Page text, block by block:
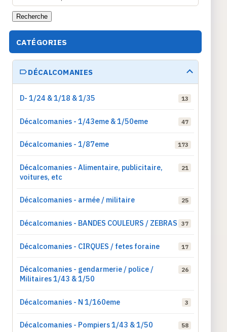
pour :
Recherche
CATÉGORIES
DÉCALCOMANIES
D- 1/24 & 1/18 & 1/35 13
Décalcomanies - 1/43eme & 1/50eme 47
Décalcomanies - 1/87eme 173
Décalcomanies - Alimentaire, publicitaire,
voitures, etc
21
Décalcomanies - armée / militaire 25
Décalcomanies - BANDES COULEURS / ZEBRAS 37
Décalcomanies - CIRQUES / fetes foraine 17
Décalcomanies - gendarmerie / police /
Militaires 1/43 & 1/50
26
Décalcomanies - N 1/160eme 3
Décalcomanies - Pompiers 1/43 & 1/50 58